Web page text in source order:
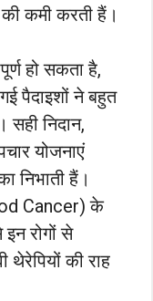
कमी करती हैं।
हो सकता है,
पैदाइशों ने बहुत
सही निदान,
योजनाएं
निभाती हैं।
Cancer) के
इन रोगों से
थेरेपियों की राह